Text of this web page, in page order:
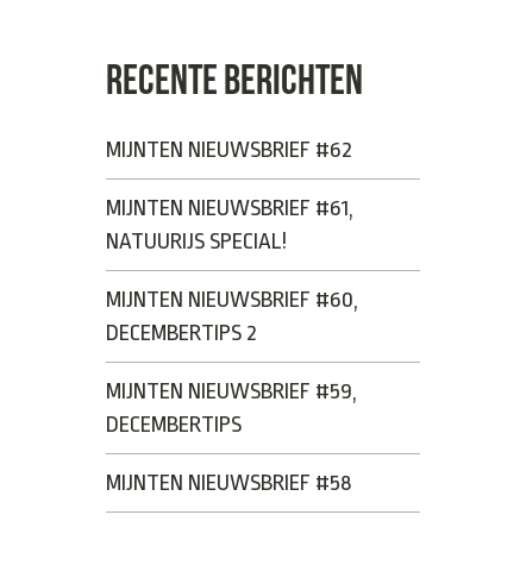
RECENTE BERICHTEN
MIJNTEN NIEUWSBRIEF #62
MIJNTEN NIEUWSBRIEF #61,
NATUURIJS SPECIAL!
MIJNTEN NIEUWSBRIEF #60,
DECEMBERTIPS 2
MIJNTEN NIEUWSBRIEF #59,
DECEMBERTIPS
MIJNTEN NIEUWSBRIEF #58